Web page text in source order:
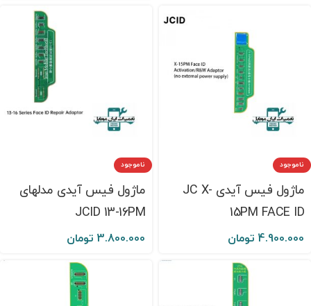
ناموجود
ماژول فیس آیدی JC X-
15PM FACE ID
4.900.000 تومان
ناموجود
ماژول فیس آیدی مدلهای
JCID 13-16PM
3.800.000 تومان